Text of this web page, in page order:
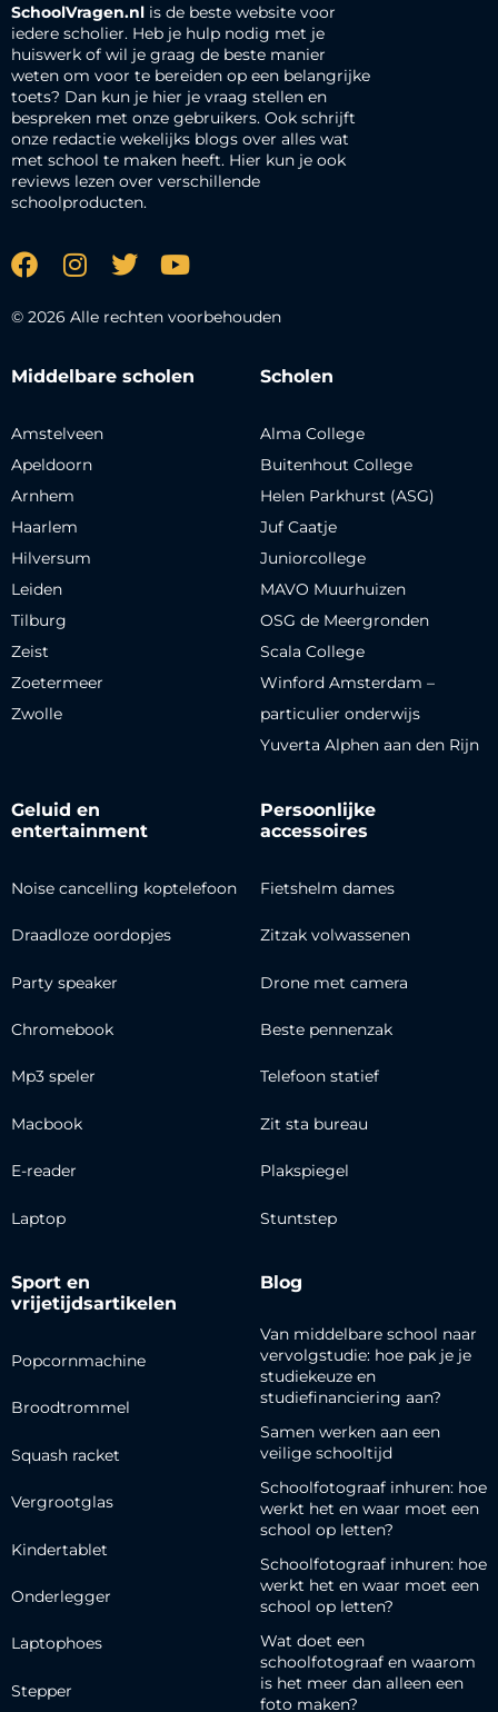
SchoolVragen.nl is de beste website voor
iedere scholier. Heb je hulp nodig met je
huiswerk of wil je graag de beste manier
weten om voor te bereiden op een belangrijke
toets? Dan kun je hier je vraag stellen en
bespreken met onze gebruikers. Ook schrijft
onze redactie wekelijks blogs over alles wat
met school te maken heeft. Hier kun je ook
reviews lezen over verschillende
schoolproducten.
© 2026 Alle rechten voorbehouden
Middelbare scholen
Amstelveen
Apeldoorn
Arnhem
Haarlem
Hilversum
Leiden
Tilburg
Zeist
Zoetermeer
Zwolle
Scholen
Alma College
Buitenhout College
Helen Parkhurst (ASG)
Juf Caatje
Juniorcollege
MAVO Muurhuizen
OSG de Meergronden
Scala College
Winford Amsterdam –
particulier onderwijs
Yuverta Alphen aan den Rijn
Geluid en
entertainment
Noise cancelling koptelefoon
Draadloze oordopjes
Party speaker
Chromebook
Mp3 speler
Macbook
E-reader
Laptop
Persoonlijke
accessoires
Fietshelm dames
Zitzak volwassenen
Drone met camera
Beste pennenzak
Telefoon statief
Zit sta bureau
Plakspiegel
Stuntstep
Sport en
vrijetijdsartikelen
Popcornmachine
Broodtrommel
Squash racket
Vergrootglas
Kindertablet
Onderlegger
Laptophoes
Stepper
Blog
Van middelbare school naar
vervolgstudie: hoe pak je je
studiekeuze en
studiefinanciering aan?
Samen werken aan een
veilige schooltijd
Schoolfotograaf inhuren: hoe
werkt het en waar moet een
school op letten?
Schoolfotograaf inhuren: hoe
werkt het en waar moet een
school op letten?
Wat doet een
schoolfotograaf en waarom
is het meer dan alleen een
foto maken?